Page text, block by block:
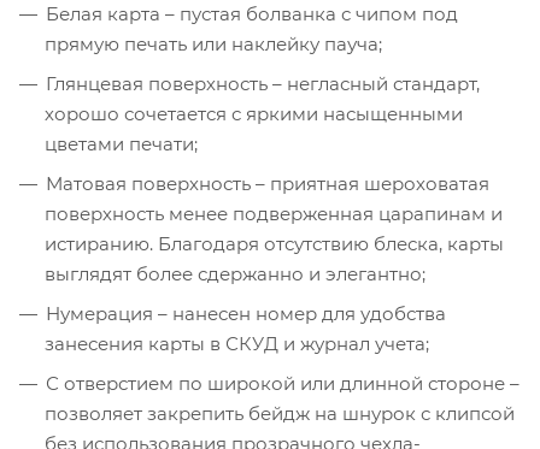
Белая карта – пустая болванка с чипом под
прямую печать или наклейку пауча;
Глянцевая поверхность – негласный стандарт,
хорошо сочетается с яркими насыщенными
цветами печати;
Матовая поверхность – приятная шероховатая
поверхность менее подверженная царапинам и
истиранию. Благодаря отсутствию блеска, карты
выглядят более сдержанно и элегантно;
Нумерация – нанесен номер для удобства
занесения карты в СКУД и журнал учета;
С отверстием по широкой или длинной стороне –
позволяет закрепить бейдж на шнурок с клипсой
без использования прозрачного чехла-